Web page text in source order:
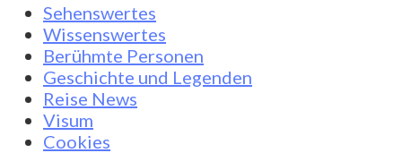
Sehenswertes
Wissenswertes
Berühmte Personen
Geschichte und Legenden
Reise News
Visum
Cookies